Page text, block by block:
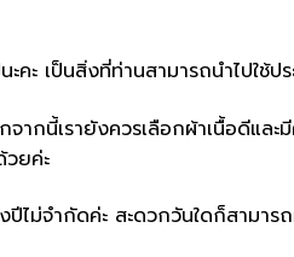
ะ เป็นสิ่งที่ท่านสามารถนำไปใช้ปร
จากนี้เรายังควรเลือกผ้าเนื้อดีแล
วยค่ะ
ไม่จำกัดค่ะ สะดวกวันใดก็สามาร